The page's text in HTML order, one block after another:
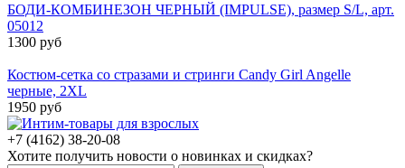
БОДИ-КОМБИНЕЗОН ЧЕРНЫЙ (IMPULSE), размер S/L, арт.
05012
1300 руб
Костюм-сетка со стразами и стринги Candy Girl Angelle
черные, 2XL
1950 руб
+7 (4162) 38-20-08
Хотите получить новости о новинках и скидках?